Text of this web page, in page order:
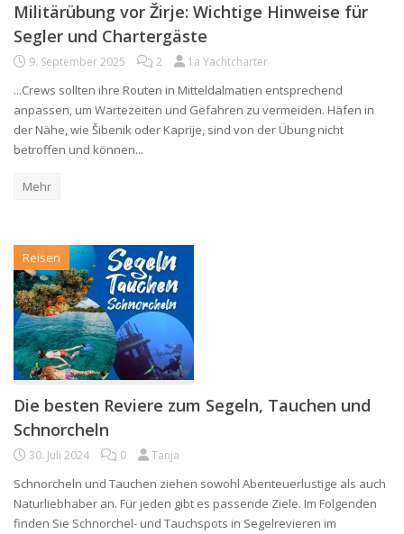
Militärübung vor Žirje: Wichtige Hinweise für
Segler und Chartergäste
9. September 2025 2 1a Yachtcharter
...Crews sollten ihre Routen in Mitteldalmatien entsprechend
anpassen, um Wartezeiten und Gefahren zu vermeiden. Häfen in
der Nähe, wie Šibenik oder Kaprije, sind von der Übung nicht
betroffen und können...
Mehr
Reisen
Die besten Reviere zum Segeln, Tauchen und
Schnorcheln
30. Juli 2024 0 Tanja
Schnorcheln und Tauchen ziehen sowohl Abenteuerlustige als auch
Naturliebhaber an. Für jeden gibt es passende Ziele. Im Folgenden
finden Sie Schnorchel- und Tauchspots in Segelrevieren im